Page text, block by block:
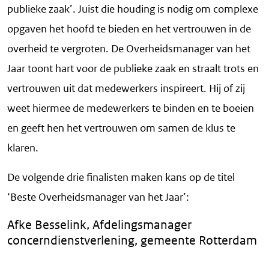
publieke zaak’. Juist die houding is nodig om complexe
opgaven het hoofd te bieden en het vertrouwen in de
overheid te vergroten. De Overheidsmanager van het
Jaar toont hart voor de publieke zaak en straalt trots en
vertrouwen uit dat medewerkers inspireert. Hij of zij
weet hiermee de medewerkers te binden en te boeien
en geeft hen het vertrouwen om samen de klus te
klaren.
De volgende drie finalisten maken kans op de titel
‘Beste Overheidsmanager van het Jaar’:
Afke Besselink, Afdelingsmanager
concerndienstverlening, gemeente Rotterdam